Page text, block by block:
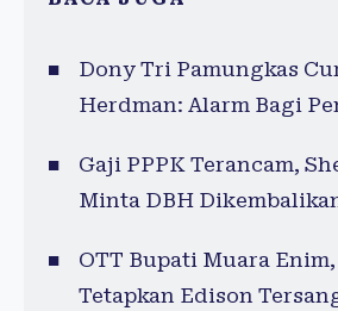
Dony Tri Pamungkas
Herdman: Alarm Bagi
Gaji PPPK Terancam,
Minta DBH
OTT Bupati Muara
Tetapkan Edison